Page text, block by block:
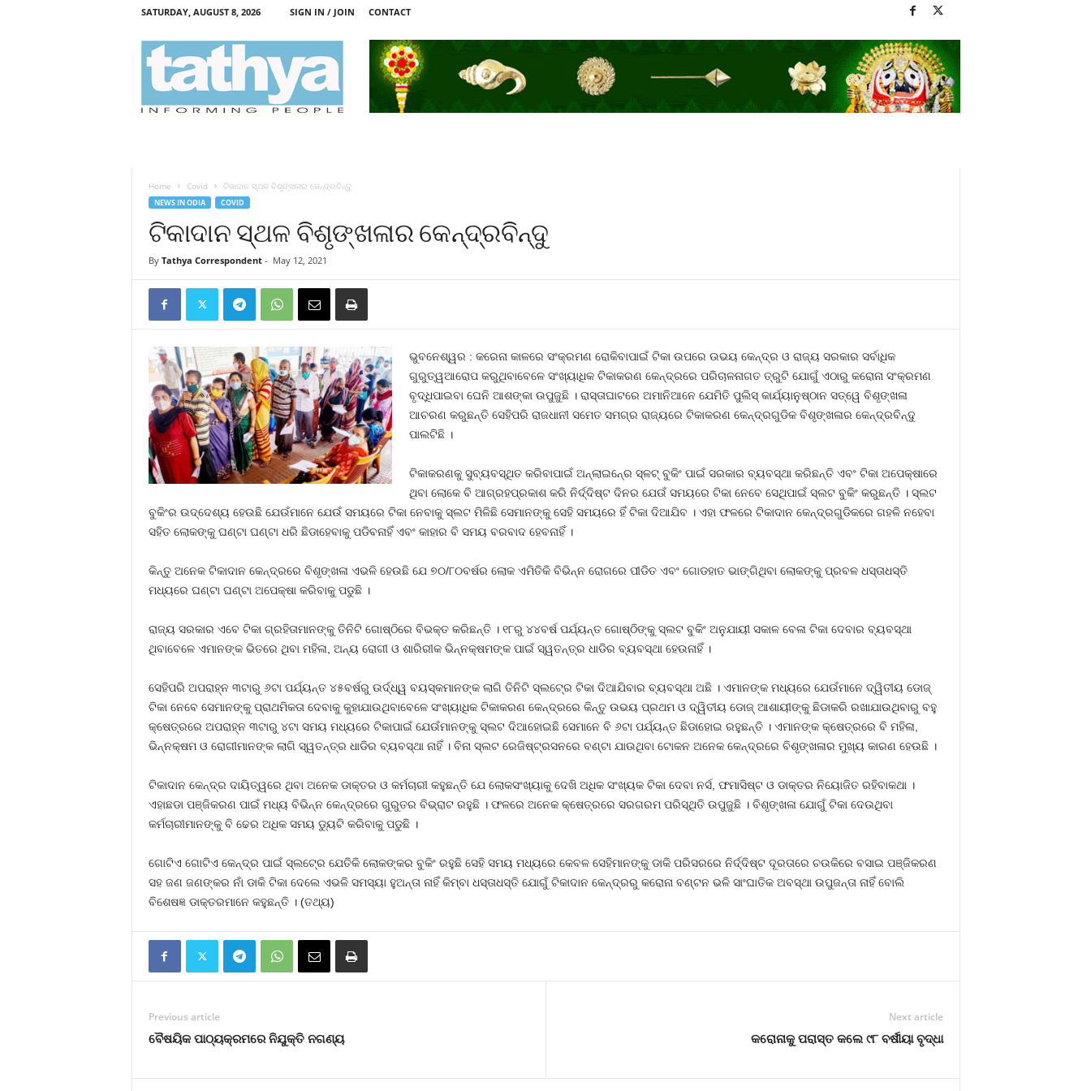
SATURDAY, AUGUST 8, 2026 SIGN IN / JOIN CONTACT
Home Covid ଟିକାଦାନ ସ୍ଥଳ ବିଶୃଙ୍ଖଳାର କେନ୍ଦ୍ରବିନ୍ଦୁ
NEWS IN ODIA COVID
ଟିକାଦାନ ସ୍ଥଳ ବିଶୃଙ୍ଖଳାର କେନ୍ଦ୍ରବିନ୍ଦୁ
By Tathya Correspondent- May 12, 2021
ଭୁବନେଶ୍ୱର : କରେନା କାଳରେ ସଂକ୍ରମଣ ରୋକିବାପାଇଁ ଟିକା ଉପରେ ଉଭୟ କେନ୍ଦ୍ର ଓ ରାଜ୍ୟ ସରକାର ସର୍ବାଧିକ
ଗୁରୁତ୍ୱଆରୋପ କରୁଥିବାବେଳେ ସଂଖ୍ୟାଧିକ ଟିକାକରଣ କେନ୍ଦ୍ରରେ ପରିଚାଳନାଗତ ତ୍ରୁଟି ଯୋଗୁଁ ଏଠାରୁ କରୋନା ସଂକ୍ରମଣ
ବୃଦ୍ଧିପାଇବା ଘେନି ଆଶଙ୍କା ଉପୁଜୁଛି । ରାସ୍ତାଘାଟରେ ଅମାନିଆନେ ଯେମିତି ପୁଲିସ୍‍ କାର୍ଯ୍ୟାନୁଷ୍ଠାନ ସତ୍ୱେ ବିଶୃଙ୍ଖଳା
ଆଚରଣ କରୁଛନ୍ତି ସେହିପରି ରାଜଧାନୀ ସମେତ ସମଗ୍ର ରାଜ୍ୟରେ ଟିକାକରଣ କେନ୍ଦ୍ରଗୁଡିକ ବିଶୃଙ୍ଖଳାର କେନ୍ଦ୍ରବିନ୍ଦୁ
ପାଲଟିଛି ।
ଟିକାକରଣକୁ ସୁବ୍ୟବସ୍ଥିତ କରିବାପାଇଁ ଅନ୍‍ଲାଇନ୍‍ରେ ସ୍ଳଟ୍‍ ବୁକିଂ ପାଇଁ ସରକାର ବ୍ୟବସ୍ଥା କରିଛନ୍ତି ଏବଂ ଟିକା ଅପେକ୍ଷାରେ
ଥିବା ଲୋକେ ବି ଆଗ୍ରହପ୍ରକାଶ କରି ନିର୍ଦ୍ଦିଷ୍ଟ ଦିନର ଯେଉଁ ସମୟରେ ଟିକା ନେବେ ସେଥିପାଇଁ ସ୍ଲଟ ବୁକିଂ କରୁଛନ୍ତି । ସ୍ଲଟ
ବୁକିଂର ଉଦ୍ଦେଶ୍ୟ ହେଉଛି ଯେଉଁମାନେ ଯେଉଁ ସମୟରେ ଟିକା ନେବାକୁ ସ୍ଲଟ ମିଳିଛି ସେମାନଙ୍କୁ ସେହି ସମୟରେ ହିଁ ଟିକା ଦିଆଯିବ । ଏହା ଫଳରେ ଟିକାଦାନ କେନ୍ଦ୍ରଗୁଡିକରେ ଗହଳି ନହେବା
ସହିତ ଲୋକଙ୍କୁ ଘଣ୍ଟା ଘଣ୍ଟା ଧରି ଛିଡାହେବାକୁ ପଡିବନାହିଁ ଏବଂ କାହାର ବି ସମୟ ବରବାଦ ହେବନାହିଁ ।
କିନ୍ତୁ ଅନେକ ଟିକାଦାନ କେନ୍ଦ୍ରରେ ବିଶୃଙ୍ଖଳା ଏଭଳି ହେଉଛି ଯେ ୭୦/୮୦ବର୍ଷର ଲୋକ ଏମିତିକି ବିଭିନ୍ନ ରୋଗରେ ପୀଡିତ ଏବଂ ଗୋଡହାତ ଭାଙ୍ଗିଥିବା ଲୋକଙ୍କୁ ପ୍ରବଳ ଧସ୍ତାଧସ୍ତି
ମଧ୍ୟରେ ଘଣ୍ଟା ଘଣ୍ଟା ଅପେକ୍ଷା କରିବାକୁ ପଡୁଛି ।
ରାଜ୍ୟ ସରକାର ଏବେ ଟିକା ଗ୍ରହିତାମାନଙ୍କୁ ତିନିଟି ଗୋଷ୍ଠିରେ ବିଭକ୍ତ କରିଛନ୍ତି । ୧୮ରୁ ୪୪ବର୍ଷ ପର୍ଯ୍ୟନ୍ତ ଗୋଷ୍ଠିଙ୍କୁ ସ୍ଲଟ ବୁକିଂ ଅନୁଯାୟୀ ସକାଳ ବେଳା ଟିକା ଦେବାର ବ୍ୟବସ୍ଥା
ଥିବାବେଳେ ଏମାନଙ୍କ ଭିତରେ ଥିବା ମହିଳା, ଅନ୍ୟ ରୋଗୀ ଓ ଶାରିରୀକ ଭିନ୍ନକ୍ଷମଙ୍କ ପାଇଁ ସ୍ୱତନ୍ତ୍ର ଧାଡିର ବ୍ୟବସ୍ଥା ହେଉନାହିଁ ।
ସେହିପରି ଅପରାହ୍ନ ୩ଟାରୁ ୬ଟା ପର୍ଯ୍ୟନ୍ତ ୪୫ବର୍ଷରୁ ଉର୍ଦ୍ଧ୍ୱ ବୟସ୍କମାନଙ୍କ ଲାଗି ତିନିଟି ସ୍ଲଟ୍‍ରେ ଟିକା ଦିଆଯିବାର ବ୍ୟବସ୍ଥା ଅଛି । ଏମାନଙ୍କ ମଧ୍ୟରେ ଯେଉଁମାନେ ଦ୍ୱିତୀୟ ଡୋଜ୍‍
ଟିକା ନେବେ ସେମାନଙ୍କୁ ପ୍ରାଥମିକତା ଦେବାକୁ କୁହାଯାଉଥିବାବେଳେ ସଂଖ୍ୟାଧିକ ଟିକାକରଣ କେନ୍ଦ୍ରରେ କିନ୍ତୁ ଉଭୟ ପ୍ରଥମ ଓ ଦ୍ୱିତୀୟ ଡୋଜ୍‍ ଆଶାୟୀଙ୍କୁ ଛିଡାକରି ରଖାଯାଉଥିବାରୁ ବହୁ
କ୍ଷେତ୍ରରେ ଅପରାହ୍ନ ୩ଟାରୁ ୪ଟା ସମୟ ମଧ୍ୟରେ ଟିକାପାଇଁ ଯେଉଁମାନଙ୍କୁ ସ୍ଲଟ ଦିଆହୋଇଛି ସେମାନେ ବି ୬ଟା ପର୍ଯ୍ୟନ୍ତ ଛିଡାହୋଇ ରହୁଛନ୍ତି । ଏମାନଙ୍କ କ୍ଷେତ୍ରରେ ବି ମହିଳା,
ଭିନ୍ନକ୍ଷମ ଓ ରୋଗୀମାନଙ୍କ ଲାଗି ସ୍ୱତନ୍ତ୍ର ଧାଡିର ବ୍ୟବସ୍ଥା ନାହିଁ । ବିନା ସ୍ଲଟ ରେଜିଷ୍ଟ୍ରସନରେ ବଣ୍ଟା ଯାଉଥିବା ଟୋକନ ଅନେକ କେନ୍ଦ୍ରରେ ବିଶୃଙ୍ଖଳାର ମୁଖ୍ୟ କାରଣ ହେଉଛି ।
ଟିକାଦାନ କେନ୍ଦ୍ର ଦାୟିତ୍ୱରେ ଥିବା ଅନେକ ଡାକ୍ତର ଓ କର୍ମଚାରୀ କହୁଛନ୍ତି ଯେ ଲୋକସଂଖ୍ୟାକୁ ଦେଖି ଅଧିକ ସଂଖ୍ୟକ ଟିକା ଦେବା ନର୍ସ, ଫମାସିଷ୍ଟ ଓ ଡାକ୍ତର ନିୟୋଜିତ ରହିବାକଥା ।
ଏହାଛଡା ପଞ୍ଜିକରଣ ପାଇଁ ମଧ୍ୟ ବିଭିନ୍ନ କେନ୍ଦ୍ରରେ ଗୁରୁତର ବିଭ୍ରାଟ ରହୁଛି । ଫଳରେ ଅନେକ କ୍ଷେତ୍ରରେ ସରଗରମ ପରିସ୍ଥିତି ଉପୁଜୁଛି । ବିଶୃଙ୍ଖଳା ଯୋଗୁଁ ଟିକା ଦେଉଥିବା
କର୍ମଚାରୀମାନଙ୍କୁ ବି ଢେର ଅଧିକ ସମୟ ଡ୍ୟୁଟି କରିବାକୁ ପଡୁଛି ।
ଗୋଟିଏ ଗୋଟିଏ କେନ୍ଦ୍ର ପାଇଁ ସ୍ଲଟ୍‍ରେ ଯେତିକି ଲୋକଙ୍କର ବୁକିଂ ରହୁଛି ସେହି ସମୟ ମଧ୍ୟରେ କେବଳ ସେହିମାନଙ୍କୁ ଡାକି ପରିସରରେ ନିର୍ଦ୍ଦିଷ୍ଟ ଦୂରତାରେ ଚଉକିରେ ବସାଇ ପଞ୍ଜିକରଣ
ସହ ଜଣ ଜଣଙ୍କର ନାଁ ଡାକି ଟିକା ଦେଲେ ଏଭଳି ସମସ୍ୟା ହୁଅନ୍ତା ନାହିଁ କିମ୍ବା ଧସ୍ତାଧସ୍ତି ଯୋଗୁଁ ଟିକାଦାନ କେନ୍ଦ୍ରରୁ କରୋନା ବଣ୍ଟନ ଭଳି ସାଂଘାତିକ ଅବସ୍ଥା ଉପୁଜନ୍ତା ନାହିଁ ବୋଲି
ବିଶେଷଜ୍ଞ ଡାକ୍ତରମାନେ କହୁଛନ୍ତି । (ତଥ୍ୟ)
Previous article
ବୈଷୟିକ ପାଠ୍ୟକ୍ରମରେ ନିଯୁକ୍ତି ନଗଣ୍ୟ
Next article
କରୋନାକୁ ପରାସ୍ତ କଲେ ୯୮ ବର୍ଷୀୟା ବୃଦ୍ଧା